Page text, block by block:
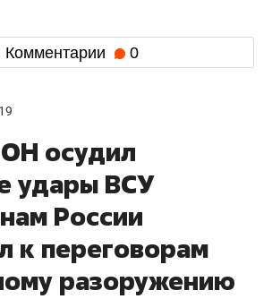
Комментарии 0
осудил
удары ВСУ
России
к переговорам
разоружению